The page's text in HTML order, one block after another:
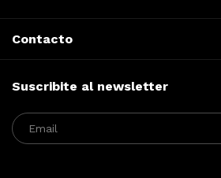
Contacto
Suscribite al newsletter